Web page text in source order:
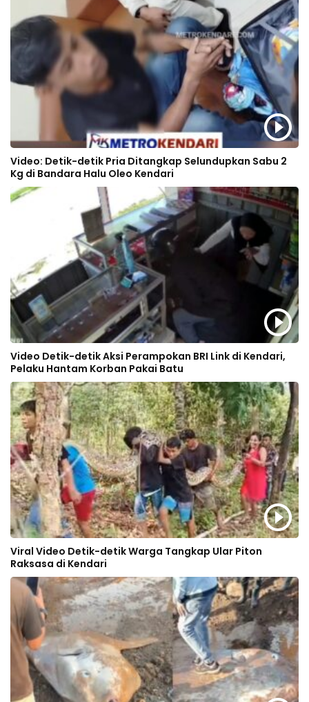
Video: Detik-detik Pria Ditangkap Selundupkan Sabu 2
Kg di Bandara Halu Oleo Kendari
Video Detik-detik Aksi Perampokan BRI Link di Kendari,
Pelaku Hantam Korban Pakai Batu
Viral Video Detik-detik Warga Tangkap Ular Piton
Raksasa di Kendari